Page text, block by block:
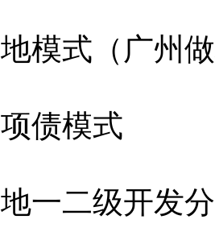
式（广州做
债模式
二级开发分